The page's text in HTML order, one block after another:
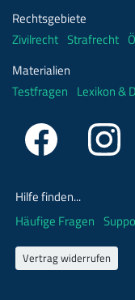
Rechtsgebiete
Zivilrecht Strafrecht
Materialien
Testfragen Lexikon &
Hilfe finden...
Häufige Fragen
Vertrag widerrufen